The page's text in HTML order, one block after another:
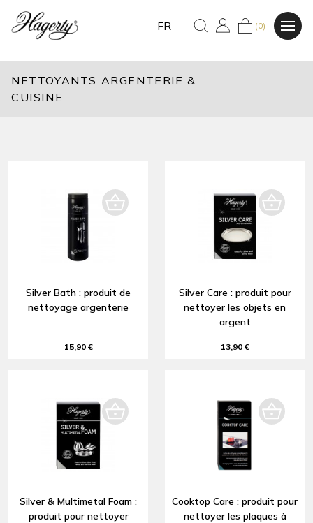
FR (0)
NETTOYANTS ARGENTERIE &
CUISINE
Silver Bath : produit de
nettoyage argenterie
15,90 €
Silver Care : produit pour
nettoyer les objets en
argent
13,90 €
Silver & Multimetal Foam :
produit pour nettoyer
Cooktop Care : produit pour
nettoyer les plaques à